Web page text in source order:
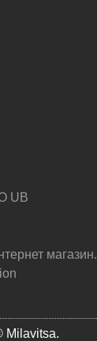
UB
магазин.
Milavitsa.